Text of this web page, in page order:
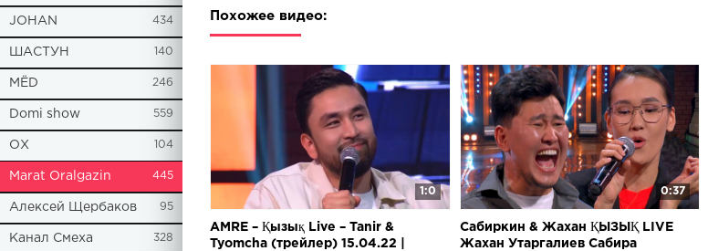
JOHAN 434
ШАСТУН 140
МЁD 246
Domi show 559
ОХ 104
Marat Oralgazin 445
Алексей Щербаков 95
Канал Смеха 328
Похожее видео:
1:0
AMRE – Қызық Live – Tanir &
Tyomcha (трейлер) 15.04.22 |
0:37
Сабиркин & Жахан ҚЫЗЫҚ LIVE
Жахан Утаргалиев Сабира